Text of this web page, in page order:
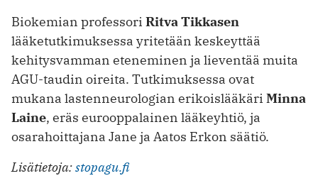
Biokemian professori Ritva Tikkasen
lääketutkimuksessa yritetään keskeyttää
kehitysvamman eteneminen ja lieventää muita
AGU-taudin oireita. Tutkimuksessa ovat
mukana lastenneurolo­gian erikoislääkäri Minna
Laine, eräs eurooppalainen lääkeyhtiö, ja
osarahoittajana Jane ja Aatos Erkon säätiö.
Lisätietoja:stopagu.fi